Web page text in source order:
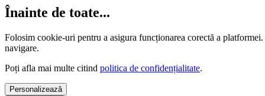
Înainte de toate...
Folosim cookie-uri pentru a asigura funcționarea corectă a
navigare.
Poți afla mai multe citind politica de confidențialitate.
Personalizează